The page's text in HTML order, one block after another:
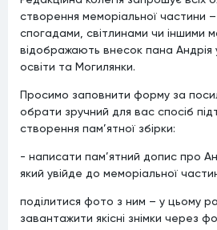
створення меморіальної частини –
спогадами, світлинами чи іншими
відображають внесок пана Андрія
освіти та Могилянки.
Просимо заповнити форму за
обрати зручний для вас спосіб
створення пам’ятної збірки:
- написати пам’ятний допис про
який увійде до меморіальної
поділитися фото з ним – у цьому
завантажити якісні знімки через